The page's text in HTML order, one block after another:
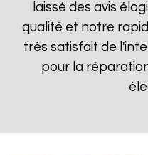
laissé des avis
qualité et notre
très satisfait de
pour la